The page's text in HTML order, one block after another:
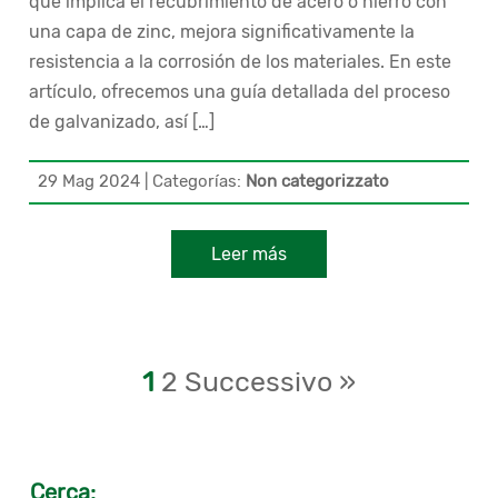
una capa de zinc, mejora significativamente la
resistencia a la corrosión de los materiales. En este
artículo, ofrecemos una guía detallada del proceso
de galvanizado, así […]
29 Mag 2024| Categorías: Non categorizzato
Leer más
1 2 Successivo »